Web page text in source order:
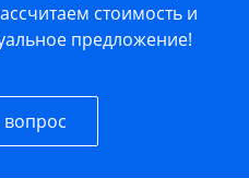
стоимость и
предложение!
вопрос